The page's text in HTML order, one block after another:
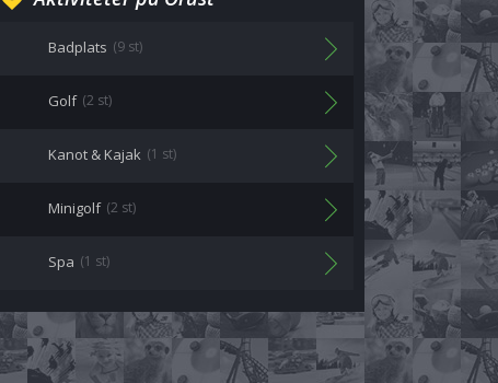
Badplats (9 st)
Golf (2 st)
Kanot & Kajak (1 st)
Minigolf (2 st)
Spa (1 st)